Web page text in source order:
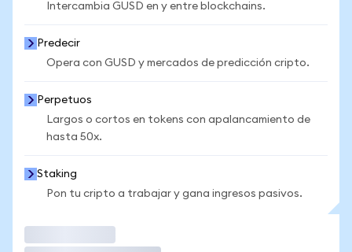
Intercambia GUSD en y entre blockchains.
Predecir
Opera con GUSD y mercados de predicción cripto.
Perpetuos
Largos o cortos en tokens con apalancamiento de
hasta 50x.
Staking
Pon tu cripto a trabajar y gana ingresos pasivos.